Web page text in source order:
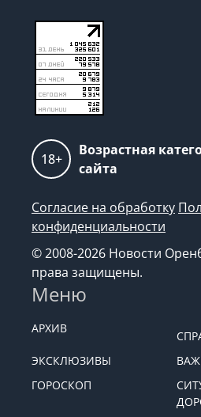
18+
Возрастная
сайта
Согласие на обработку
конфиденциальности
© 2008-2026 Новости
права защищены.
Меню
АРХИВ
ЭКСКЛЮЗИВЫ
ГОРОСКОП